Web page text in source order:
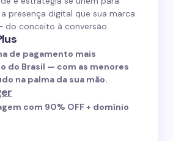
presença digital que sua marca
do conceito à conversão.
de pagamento mais
do Brasil — com as menores
na palma da sua mão.
com 90% OFF + domínio